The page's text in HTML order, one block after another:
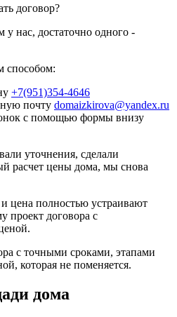
договор?
у нас, достаточно одного -
способом:
+7(951)354-4646
почту domaizkirova@yandex.ru
с помощью формы внизу
уточнения, сделали
расчет цены дома, мы снова
цена полностью устраивают
проект договора с
с точными сроками, этапами
которая не поменяется.
дома